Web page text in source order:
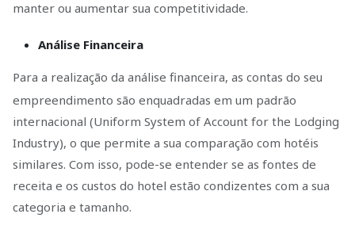
manter ou aumentar sua competitividade.
Análise Financeira
Para a realização da análise financeira, as contas do seu
empreendimento são enquadradas em um padrão
internacional (Uniform System of Account for the Lodging
Industry), o que permite a sua comparação com hotéis
similares. Com isso, pode-se entender se as fontes de
receita e os custos do hotel estão condizentes com a sua
categoria e tamanho.